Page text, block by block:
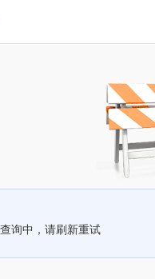
询中，请刷新重试